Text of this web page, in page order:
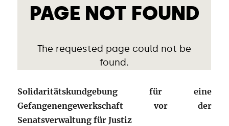
Solidaritätskundgebung für eine
Gefangenengewerkschaft vor der
Senatsverwaltung für Justiz